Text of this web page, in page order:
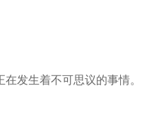
发生着不可思议的事情。